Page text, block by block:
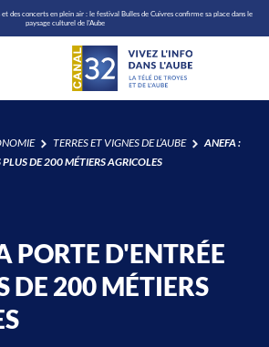
des concerts en plein air : le festival Bulles de Cuivres confirme sa place dans le
paysage culturel de l'Aube
TERRES ET VIGNES DE L’AUBE
ANEFA :
PLUS DE 200 MÉTIERS AGRICOLES
canal32.fr
PORTE D'ENTRÉE
DE 200 MÉTIERS